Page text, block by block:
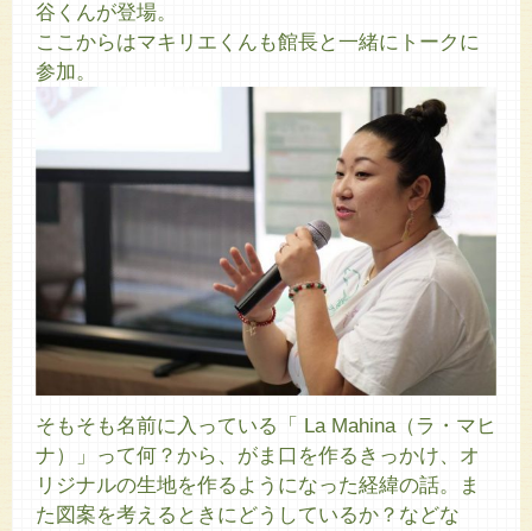
谷くんが登場。
ここからはマキリエくんも館長と一緒にトークに
参加。
そもそも名前に入っている「 La Mahina（ラ・マヒ
ナ）」って何？から、がま口を作るきっかけ、オ
リジナルの生地を作るようになった経緯の話。ま
た図案を考えるときにどうしているか？などな